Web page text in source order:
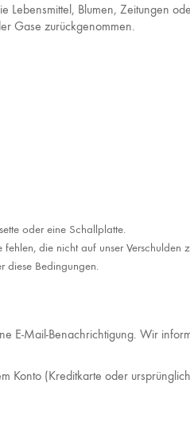
Lebensmittel, Blumen, Zeitungen
Gase zurückgenommen.
oder eine Schallplatte.
die nicht auf unser Verschulden
diese Bedingungen.
E-Mail-Benachrichtigung. Wir
(Kreditkarte oder